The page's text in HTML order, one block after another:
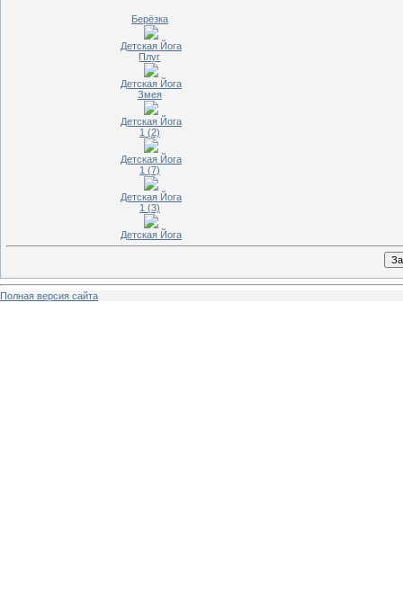
Берёзка
Детская Йога
Плуг
Детская Йога
Змея
Детская Йога
1 (2)
Детская Йога
1 (7)
Детская Йога
1 (3)
Детская Йога
Полная версия сайта